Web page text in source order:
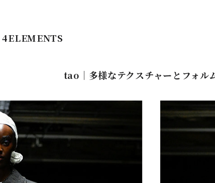
tao｜多様なテクスチャーとフォル